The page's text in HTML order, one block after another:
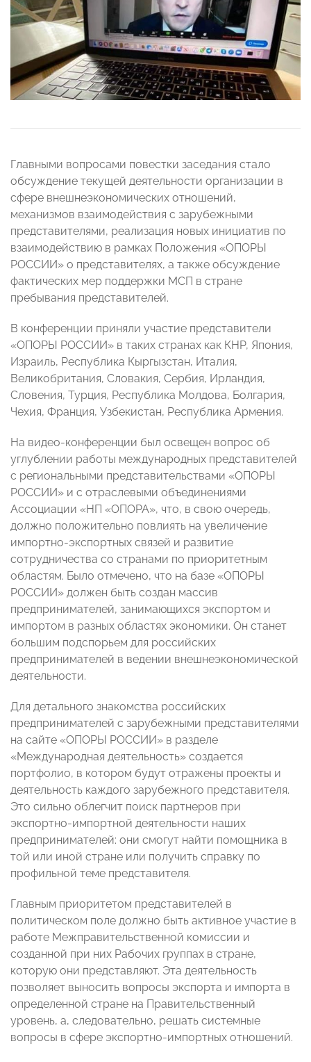
Главными вопросами повестки заседания стало
обсуждение текущей деятельности организации в
сфере внешнеэкономических отношений,
механизмов взаимодействия с зарубежными
представителями, реализация новых инициатив по
взаимодействию в рамках Положения «ОПОРЫ
РОССИИ» о представителях, а также обсуждение
фактических мер поддержки МСП в стране
пребывания представителей.
В конференции приняли участие представители
«ОПОРЫ РОССИИ» в таких странах как КНР, Япония,
Израиль, Республика Кыргызстан, Италия,
Великобритания, Словакия, Сербия, Ирландия,
Словения, Турция, Республика Молдова, Болгария,
Чехия, Франция, Узбекистан, Республика Армения.
На видео-конференции был освещен вопрос об
углублении работы международных представителей
с региональными представительствами «ОПОРЫ
РОССИИ» и с отраслевыми объединениями
Ассоциации «НП «ОПОРА», что, в свою очередь,
должно положительно повлиять на увеличение
импортно-экспортных связей и развитие
сотрудничества со странами по приоритетным
областям. Было отмечено, что на базе «ОПОРЫ
РОССИИ» должен быть создан массив
предпринимателей, занимающихся экспортом и
импортом в разных областях экономики. Он станет
большим подспорьем для российских
предпринимателей в ведении внешнеэкономической
деятельности.
Для детального знакомства российских
предпринимателей с зарубежными представителями
на сайте «ОПОРЫ РОССИИ» в разделе
«Международная деятельность» создается
портфолио, в котором будут отражены проекты и
деятельность каждого зарубежного представителя.
Это сильно облегчит поиск партнеров при
экспортно-импортной деятельности наших
предпринимателей: они смогут найти помощника в
той или иной стране или получить справку по
профильной теме представителя.
Главным приоритетом представителей в
политическом поле должно быть активное участие в
работе Межправительственной комиссии и
созданной при них Рабочих группах в стране,
которую они представляют. Эта деятельность
позволяет выносить вопросы экспорта и импорта в
определенной стране на Правительственный
уровень, а, следовательно, решать системные
вопросы в сфере экспортно-импортных отношений.